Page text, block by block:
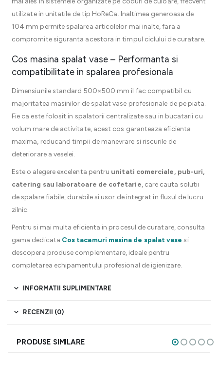
utilizate in unitatile de tip HoReCa. Inaltimea generoasa de
104 mm permite spalarea articolelor mai inalte, fara a
compromite siguranta acestora in timpul ciclului de curatare.
Cos masina spalat vase – Performanta si
compatibilitate in spalarea profesionala
Dimensiunile standard 500×500 mm il fac compatibil cu
majoritatea masinilor de spalat vase profesionale de pe piata.
Fie ca este folosit in spalatorii centralizate sau in bucatarii cu
volum mare de activitate, acest cos garanteaza eficienta
maxima, reducand timpii de manevrare si riscurile de
deteriorare a veselei.
Este o alegere excelenta pentru unitati comerciale, pub-uri,
catering sau laboratoare de cofetarie, care cauta solutii
de spalare fiabile, durabile si usor de integrat in fluxul de lucru
zilnic.
Pentru si mai multa eficienta in procesul de curatare, consulta
gama dedicata Cos tacamuri masina de spalat vase si
descopera produse complementare, ideale pentru
completarea echipamentului profesional de igienizare.
INFORMATII SUPLIMENTARE
RECENZII (0)
PRODUSE SIMILARE